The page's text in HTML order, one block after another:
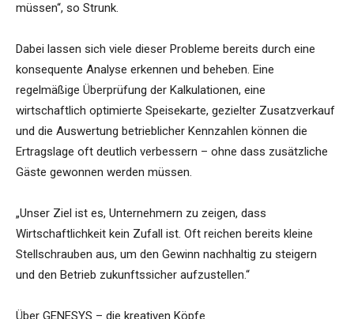
müssen“, so Strunk.
Dabei lassen sich viele dieser Probleme bereits durch eine
konsequente Analyse erkennen und beheben. Eine
regelmäßige Überprüfung der Kalkulationen, eine
wirtschaftlich optimierte Speisekarte, gezielter Zusatzverkauf
und die Auswertung betrieblicher Kennzahlen können die
Ertragslage oft deutlich verbessern – ohne dass zusätzliche
Gäste gewonnen werden müssen.
„Unser Ziel ist es, Unternehmern zu zeigen, dass
Wirtschaftlichkeit kein Zufall ist. Oft reichen bereits kleine
Stellschrauben aus, um den Gewinn nachhaltig zu steigern
und den Betrieb zukunftssicher aufzustellen.“
Über GENESYS – die kreativen Köpfe